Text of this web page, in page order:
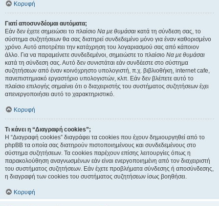
Κορυφή
Γιατί αποσυνδέομαι αυτόματα;
Εάν δεν έχετε σημειώσει το πλαίσιο Να με θυμάσαι κατά τη σύνδεση σας, το
σύστημα συζητήσεων θα σας διατηρεί συνδεδεμένο μόνο για έναν καθορισμένο
χρόνο. Αυτό αποτρέπει την κατάχρηση του λογαριασμού σας από κάποιον
άλλο. Για να παραμείνετε συνδεδεμένοι, σημειώστε το πλαίσιο Να με θυμάσαι
κατά τη σύνδεση σας. Αυτό δεν συνιστάται εάν συνδέεστε στο σύστημα
συζητήσεων από έναν κοινόχρηστο υπολογιστή, π.χ. βιβλιοθήκη, internet cafe,
πανεπιστημιακό εργαστήριο υπολογιστών, κλπ. Εάν δεν βλέπετε αυτό το
πλαίσιο επιλογής σημαίνει ότι ο διαχειριστής του συστήματος συζητήσεων έχει
απενεργοποιήσει αυτό το χαρακτηριστικό.
Κορυφή
Τι κάνει η “Διαγραφή cookies”;
Η “Διαγραφή cookies” διαγράφει τα cookies που έχουν δημιουργηθεί από το
phpBB τα οποία σας διατηρούν πιστοποιημένους και συνδεδεμένους στο
σύστημα συζητήσεων. Τα cookies παρέχουν επίσης λειτουργίες όπως η
παρακολούθηση αναγνωσμένων εάν είναι ενεργοποιημένη από τον διαχειριστή
του συστήματος συζητήσεων. Εάν έχετε προβλήματα σύνδεσης ή αποσύνδεσης,
η διαγραφή των cookies του συστήματος συζητήσεων ίσως βοηθήσει.
Κορυφή